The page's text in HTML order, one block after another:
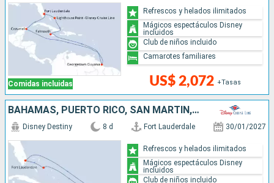
Comidas incluidas US$ 2,072 +Tasas
Refrescos y helados ilimitados
Mágicos espectáculos Disney
incluidos
Club de niños incluido
Camarotes familiares
BAHAMAS, PUERTO RICO, SAN MARTÍN, ESTADOS UNIDOS
Disney Destiny 8 d Fort Lauderdale 30/01/2027
Refrescos y helados ilimitados
Mágicos espectáculos Disney
incluidos
Club de niños incluido